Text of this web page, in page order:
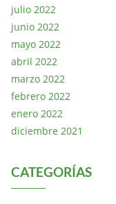
julio 2022
junio 2022
mayo 2022
abril 2022
marzo 2022
febrero 2022
enero 2022
diciembre 2021
CATEGORÍAS